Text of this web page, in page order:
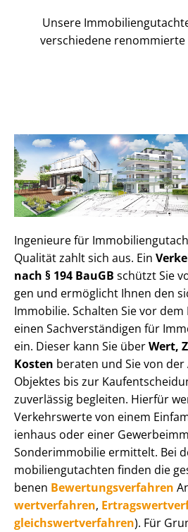
Unsere
verschiedene
Ingenieure für
Qualität zahlt sich aus. Ein
nach § 194 BauGB schützt Sie
gen und ermöglicht Ihnen den
Immobilie. Schalten Sie vor dem
einen Sach­ver­stän­di­gen für
ein. Dieser kann Sie überWert,
Kosten beraten und Sie von der
Objektes bis zur
zuverlässig begleiten. Hierfür
Verkehrswerte von einem
i­en­haus oder einer
Sonderimmobilie ermittelt. Bei
mo­bi­li­en­gut­ach­ten finden die
be­nen Be­wer­tungs­ver­fah­ren
wert­ver­fah­ren,
gleichs­wert­ver­fah­ren). Für